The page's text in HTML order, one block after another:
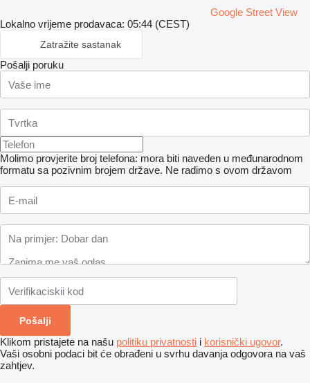
Google Street View
Lokalno vrijeme prodavaca: 05:44 (CEST)
Zatražite sastanak
Pošalji poruku
Molimo provjerite broj telefona: mora biti naveden u međunarodnom
formatu sa pozivnim brojem države. Ne radimo s ovom državom
Klikom pristajete na našu politiku privatnosti i korisnički ugovor.
Vaši osobni podaci bit će obrađeni u svrhu davanja odgovora na vaš
zahtjev.